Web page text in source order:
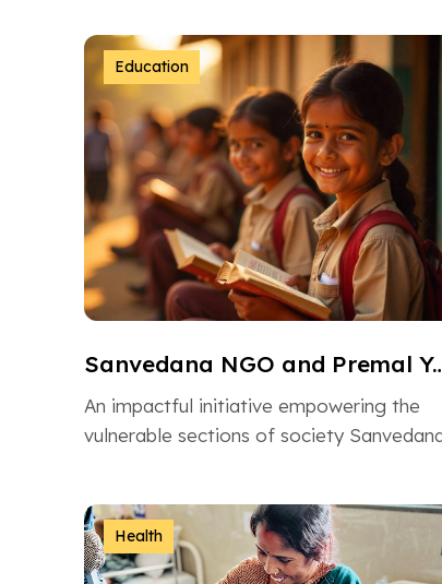
Education
Sanvedana NGO and
An impactful initiative empowering the
vulnerable sections of society
dedicated […]
Health